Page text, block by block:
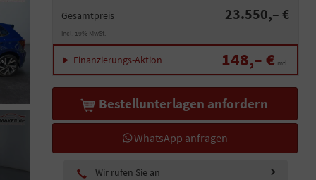
Gesamtpreis 23.550,– €
incl. 19% MwSt.
148,– € mtl.
Finanzierungs-Aktion
WhatsApp anfragen
Bestellunterlagen anfordern
Wir rufen Sie an